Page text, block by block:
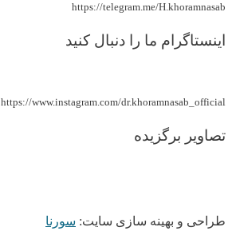
https://telegram.me/H.khoramnasab
اینستاگرام ما را دنبال کنید
https://www.instagram.com/dr.khoramnasab_official
تصاویر برگزیده
طراحی و بهینه سازی سایت: سورنا